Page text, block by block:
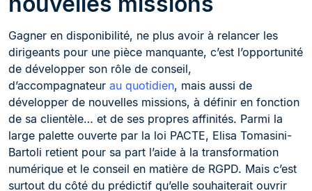
Gagner en disponibilité, ne plus avoir à relancer les
dirigeants pour une pièce manquante, c’est l’opportunité
de développer son rôle de conseil,
d’accompagnateur au quotidien, mais aussi de
développer de nouvelles missions, à définir en fonction
de sa clientèle… et de ses propres affinités. Parmi la
large palette ouverte par la loi PACTE, Elisa Tomasini-
Bartoli retient pour sa part l’aide à la transformation
numérique et le conseil en matière de RGPD. Mais c’est
surtout du côté du prédictif qu’elle souhaiterait ouvrir